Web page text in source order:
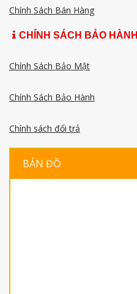
Chính Sách Bán Hàng
CHÍNH SÁCH BẢO HÀNH
Chính Sách Bảo Mật
Chính Sách Bảo Hành
Chính sách đổi trả
BẢN ĐỒ